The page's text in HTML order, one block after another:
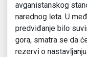
avganistanskog
narednog leta. U
predviđanje bilo
gora, smatra se da
rezervi o